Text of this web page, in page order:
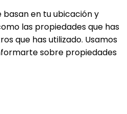
basan en tu ubicación y
las propiedades que has
que has utilizado. Usamos
sobre propiedades